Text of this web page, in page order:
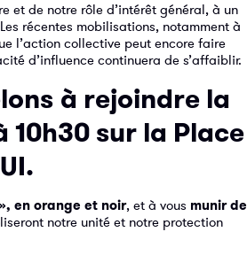
et de notre rôle d’intérêt général, à un
récentes mobilisations, notamment à
l’action collective peut encore faire
d’influence continuera de s’affaiblir.
à rejoindre la
10h30 sur la Place
en orange et noir, et à vous munir de
notre unité et notre protection